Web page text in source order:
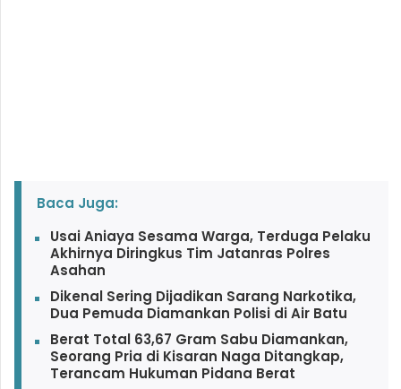
Baca Juga:
Usai Aniaya Sesama Warga, Terduga Pelaku
Akhirnya Diringkus Tim Jatanras Polres
Asahan
Dikenal Sering Dijadikan Sarang Narkotika,
Dua Pemuda Diamankan Polisi di Air Batu
Berat Total 63,67 Gram Sabu Diamankan,
Seorang Pria di Kisaran Naga Ditangkap,
Terancam Hukuman Pidana Berat